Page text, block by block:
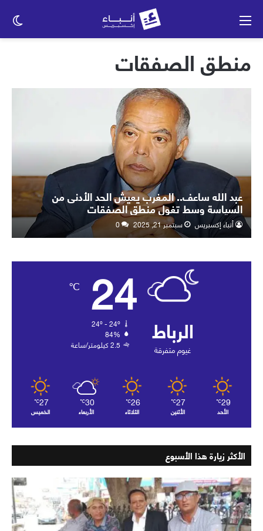
منطق الصفقات
عبد الله ساعف.. المغرب يعيش الحد الأدنى من
السياسة وسط تغول منطق الصفقات
أنباء إكسبريس سبتمبر 21, 2025 0
الرباط
غيوم متفرقة
24
℃
24º - 24º
84%
2.5 كيلومتر/ساعة
29
℃
الأحد
27
℃
الأثنين
26
℃
الثلاثاء
30
℃
الأربعاء
27
℃
الخميس
الأكثر زيارة هذا الأسبوع